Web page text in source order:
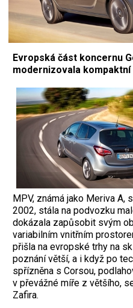
Evropská část koncernu
modernizovala kompaktní
MPV, známá jako Meriva A,
2002, stála na podvozku
dokázala zapůsobit svým
variabilním vnitřním
přišla na evropské trhy na
poznání větší, a i když po
spřízněna s Corsou,
v převážné míře z většího,
Zafira.